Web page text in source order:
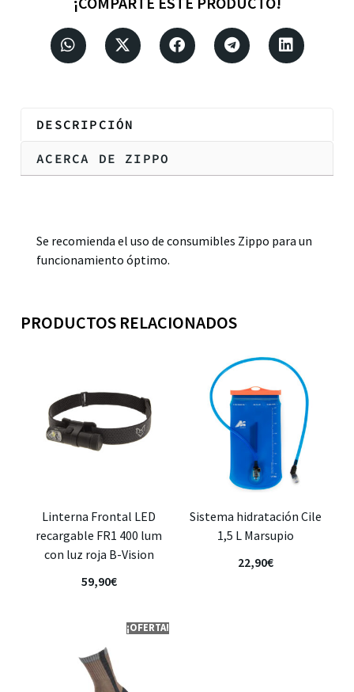
DESCRIPCIÓN
ACERCA DE ZIPPO
Se recomienda el uso de consumibles Zippo para un
funcionamiento óptimo.
PRODUCTOS RELACIONADOS
Linterna Frontal LED
recargable FR1 400 lum
con luz roja B-Vision
59,90€
Sistema hidratación Cile
1,5 L Marsupio
22,90€
¡OFERTA!